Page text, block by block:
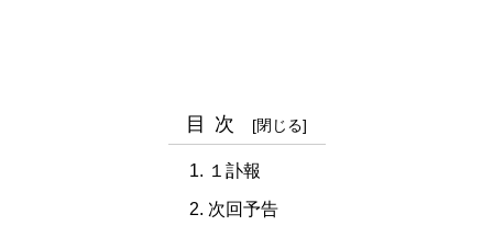
目次
１訃報
次回予告